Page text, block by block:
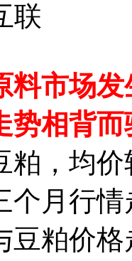
联
料市场
势相背
粕，均
个月行
豆粕价